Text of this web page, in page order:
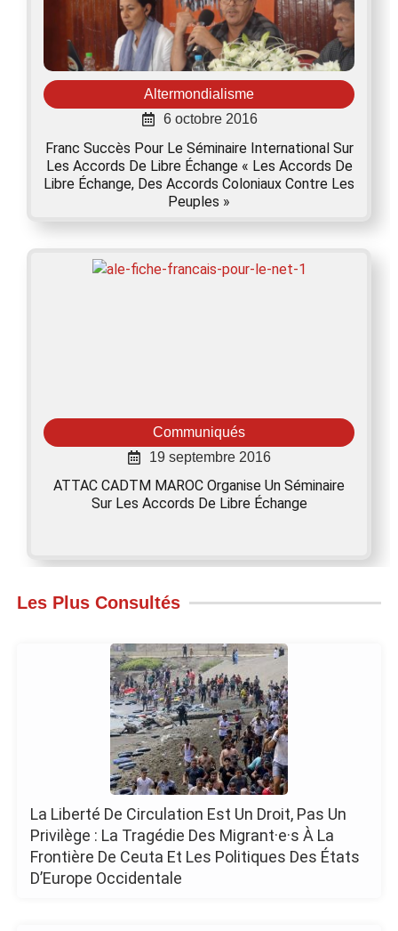
Les Plus Consultés
La Liberté De Circulation Est Un Droit, Pas Un
Privilège : La Tragédie Des Migrant·e·s À La
Frontière De Ceuta Et Les Politiques Des États
D’Europe Occidentale
Altermondialisme
6 octobre 2016
Franc Succès Pour Le Séminaire International Sur
Les Accords De Libre Échange « Les Accords De
Libre Échange, Des Accords Coloniaux Contre Les
Peuples »
Communiqués
19 septembre 2016
ATTAC CADTM MAROC Organise Un Séminaire
Sur Les Accords De Libre Échange